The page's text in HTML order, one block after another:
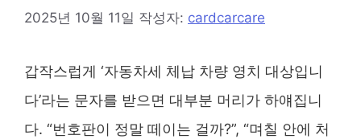
2025년 10월 11일 작성자: cardcarcare
갑작스럽게 ‘자동차세 체납 차량 영치 대상입니
다’라는 문자를 받으면 대부분 머리가 하얘집니
다. “번호판이 정말 떼이는 걸까?”, “며칠 안에 처